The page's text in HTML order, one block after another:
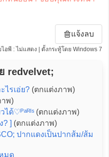
แจ้งลบ
ไอพี : ไม่แสดง | ตั้งกระทู้โดย Windows 7
redvelvet;
ไรเอ่ย?(ตกแต่งภาพ)
พ)
ได้♡ᴾᵃᴿᴵˢ(ตกแต่งภาพ)
? ] (ตกแต่งภาพ)
ปากแดงเป็นปากส้ม/ส้ม
มด